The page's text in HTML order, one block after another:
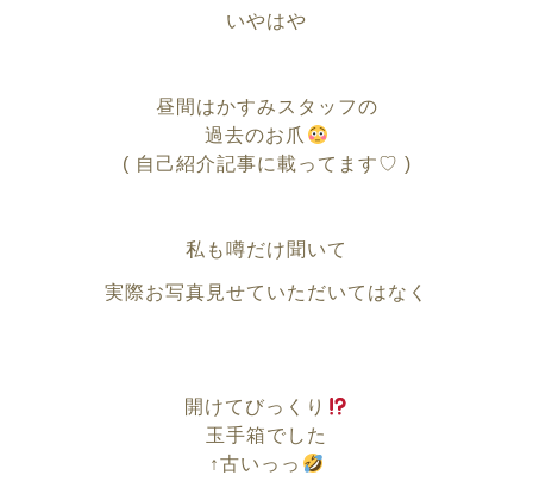
いやはや
昼間はかすみスタッフの
過去のお爪
( 自己紹介記事に載ってます♡ )
私も噂だけ聞いて
実際お写真見せていただいてはなく
開けてびっくり
玉手箱でした
↑古いっっ